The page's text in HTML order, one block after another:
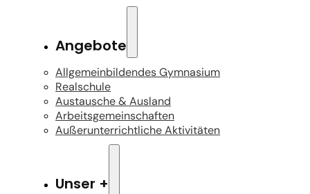
Angebote
Allgemeinbildendes Gymnasium
Realschule
Austausche & Ausland
Arbeitsgemeinschaften
Außerunterrichtliche Aktivitäten
Unser +